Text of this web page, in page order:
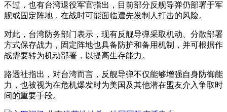
不过，也有台湾退役军官指出，目前部分反舰导弹仍部署于军
舰或固定阵地，在战时可能面临遭先发制人打击的风险。
对此，台湾防务部门表示，现有反舰导弹采取机动、分散部署
方式保存战力，固定阵地也具备防护和备用机制，并可根据作
战需要转为机动部署，以提高生存能力。
路透社指出，对台湾而言，反舰导弹不仅能够增强自身防御能
力，也被视为在危机爆发时为美国及其他潜在盟友介入争取时
间的重要手段。